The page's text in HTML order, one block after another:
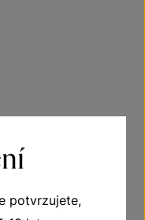
potvrzujete,